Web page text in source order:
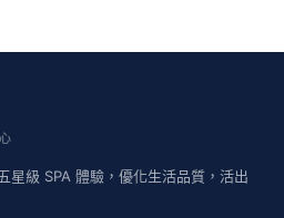
星級 SPA 體驗，優化生活品質，活出